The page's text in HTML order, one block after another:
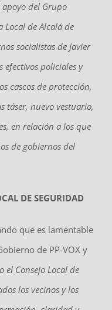
apoyo del Grupo
de Alcalá de
socialistas de Javier
efectivos policiales y
cascos de protección,
táser, nuevo vestuario,
, en relación a los que
de gobiernos del
DE SEGURIDAD
que es lamentable
de PP-VOX y
el Consejo Local de
los vecinos y los